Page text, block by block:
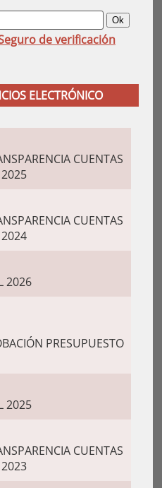
de verificación
ELECTRÓNICO
CUENTAS
CUENTAS
2026
PRESUPUESTO
2025
CUENTAS